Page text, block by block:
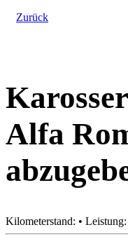
Zurück
Alfa
Kilometerstand: •